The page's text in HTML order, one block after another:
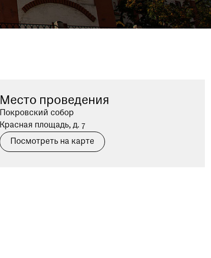
Место проведения
Покровский собор
Красная площадь, д. 7
Посмотреть на карте